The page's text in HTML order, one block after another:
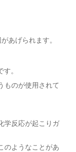
あげられます。
。
ものが使用されて
学反応が起こりガ
のようなことがあ